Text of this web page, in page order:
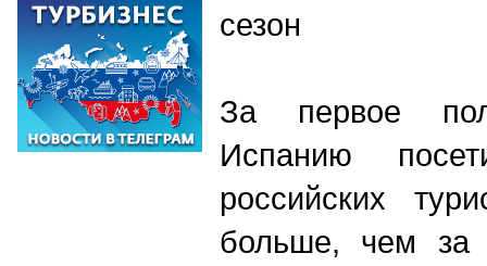
сезон
За первое
Испанию
российских
больше, чем за